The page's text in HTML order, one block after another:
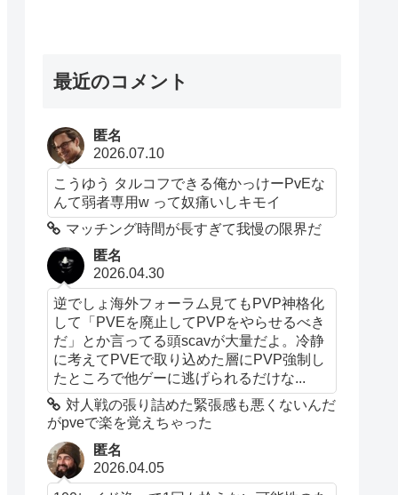
最近のコメント
匿名
2026.07.10
こうゆう タルコフできる俺かっけーPvEな
んて弱者専用w って奴痛いしキモイ
マッチング時間が長すぎて我慢の限界だ
匿名
2026.04.30
逆でしょ海外フォーラム見てもPVP神格化
して「PVEを廃止してPVPをやらせるべき
だ」とか言ってる頭scavが大量だよ。冷静
に考えてPVEで取り込めた層にPVP強制し
たところで他ゲーに逃げられるだけな...
対人戦の張り詰めた緊張感も悪くないんだ
がpveで楽を覚えちゃった
匿名
2026.04.05